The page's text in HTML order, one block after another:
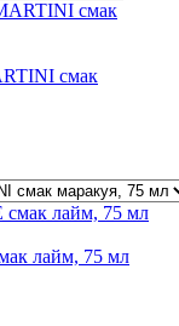
смак
лайм, 75 мл